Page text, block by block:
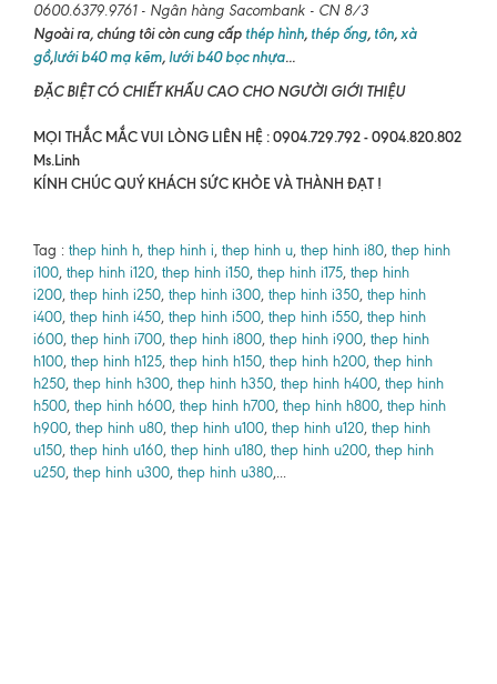
0600.6379.9761 - Ngân hàng Sacombank - CN 8/3
Ngoài ra, chúng tôi còn cung cấp thép hình, thép ống, tôn, xà
gồ,lưới b40 mạ kẽm, lưới b40 bọc nhựa...
ĐẶC BIỆT CÓ CHIẾT KHẤU CAO CHO NGƯỜI GIỚI THIỆU
MỌI THẮC MẮC VUI LÒNG LIÊN HỆ : 0904.729.792 - 0904.820.802
Ms.Linh
KÍNH CHÚC QUÝ KHÁCH SỨC KHỎE VÀ THÀNH ĐẠT !
Tag : thep hinh h, thep hinh i, thep hinh u, thep hinh i80, thep hinh
i100, thep hinh i120, thep hinh i150, thep hinh i175, thep hinh
i200, thep hinh i250, thep hinh i300, thep hinh i350, thep hinh
i400, thep hinh i450, thep hinh i500, thep hinh i550, thep hinh
i600, thep hinh i700, thep hinh i800, thep hinh i900, thep hinh
h100, thep hinh h125, thep hinh h150, thep hinh h200, thep hinh
h250, thep hinh h300, thep hinh h350, thep hinh h400, thep hinh
h500, thep hinh h600, thep hinh h700, thep hinh h800, thep hinh
h900, thep hinh u80, thep hinh u100, thep hinh u120, thep hinh
u150, thep hinh u160, thep hinh u180, thep hinh u200, thep hinh
u250, thep hinh u300, thep hinh u380,...